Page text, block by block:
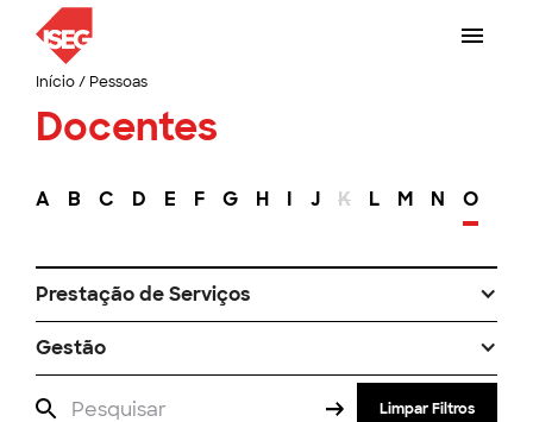
Início/ Pessoas
Docentes
A B C D E F G H I J K L M N O
Prestação de Serviços
Gestão
Limpar Filtros